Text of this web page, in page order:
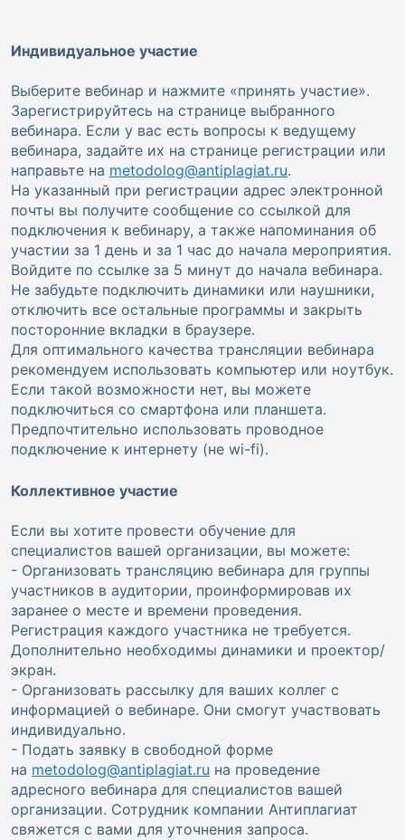
Индивидуальное участие
Выберите вебинар и нажмите «принять участие».
Зарегистрируйтесь на странице выбранного
вебинара. Если у вас есть вопросы к ведущему
вебинара, задайте их на странице регистрации или
направьте на metodolog@antiplagiat.ru.
На указанный при регистрации адрес электронной
почты вы получите сообщение со ссылкой для
подключения к вебинару, а также напоминания об
участии за 1 день и за 1 час до начала мероприятия.
Войдите по ссылке за 5 минут до начала вебинара.
Не забудьте подключить динамики или наушники,
отключить все остальные программы и закрыть
посторонние вкладки в браузере.
Для оптимального качества трансляции вебинара
рекомендуем использовать компьютер или ноутбук.
Если такой возможности нет, вы можете
подключиться со смартфона или планшета.
Предпочтительно использовать проводное
подключение к интернету (не wi-fi).
Коллективное участие
Если вы хотите провести обучение для
специалистов вашей организации, вы можете:
- Организовать трансляцию вебинара для группы
участников в аудитории, проинформировав их
заранее о месте и времени проведения.
Регистрация каждого участника не требуется.
Дополнительно необходимы динамики и проектор/
экран.
- Организовать рассылку для ваших коллег с
информацией о вебинаре. Они смогут участвовать
индивидуально.
- Подать заявку в свободной форме
на metodolog@antiplagiat.ru на проведение
адресного вебинара для специалистов вашей
организации. Сотрудник компании Антиплагиат
свяжется с вами для уточнения запроса.